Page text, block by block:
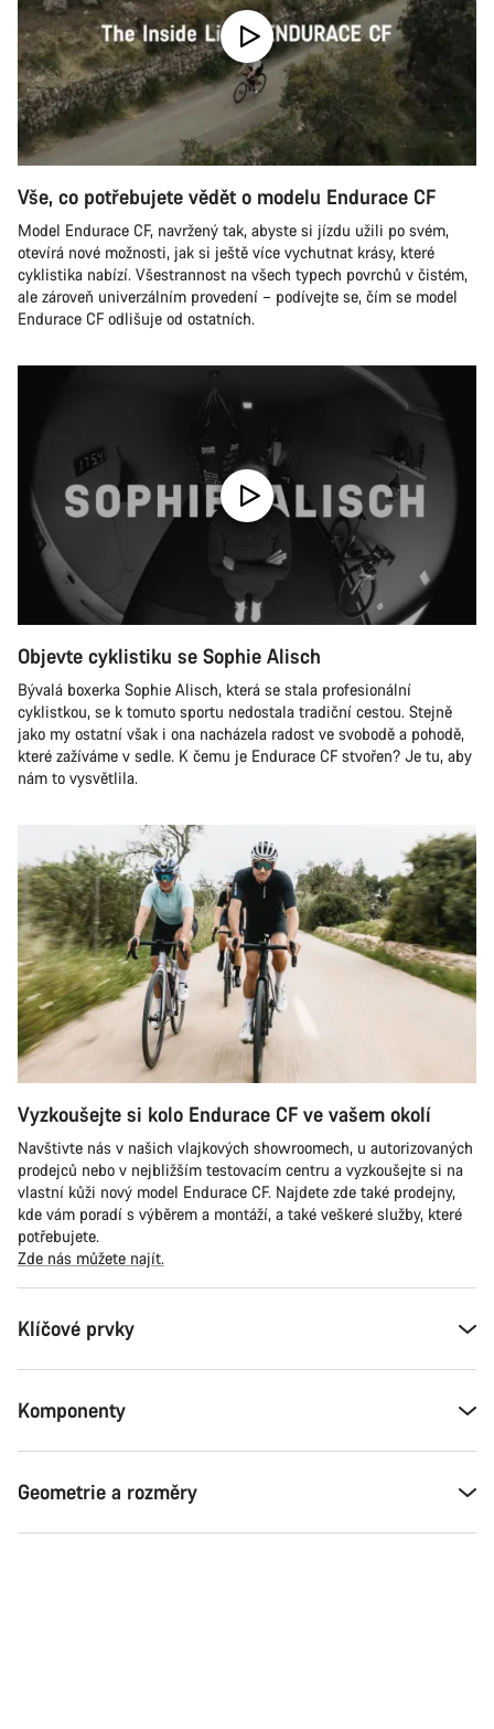
Vše, co potřebujete vědět o modelu Endurace CF
Model Endurace CF, navržený tak, abyste si jízdu užili po svém,
otevírá nové možnosti, jak si ještě více vychutnat krásy, které
cyklistika nabízí. Všestrannost na všech typech povrchů v čistém,
ale zároveň univerzálním provedení – podívejte se, čím se model
Endurace CF odlišuje od ostatních.
Objevte cyklistiku se Sophie Alisch
Bývalá boxerka Sophie Alisch, která se stala profesionální
cyklistkou, se k tomuto sportu nedostala tradiční cestou. Stejně
jako my ostatní však i ona nacházela radost ve svobodě a pohodě,
které zažíváme v sedle. K čemu je Endurace CF stvořen? Je tu, aby
nám to vysvětlila.
Vyzkoušejte si kolo Endurace CF ve vašem okolí
Navštivte nás v našich vlajkových showroomech, u autorizovaných
prodejců nebo v nejbližším testovacím centru a vyzkoušejte si na
vlastní kůži nový model Endurace CF. Najdete zde také prodejny,
kde vám poradí s výběrem a montáží, a také veškeré služby, které
potřebujete.
Zde nás můžete najít.
Klíčové prvky
Komponenty
Geometrie a rozměry